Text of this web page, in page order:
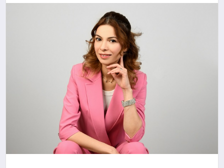
SAĞLIK